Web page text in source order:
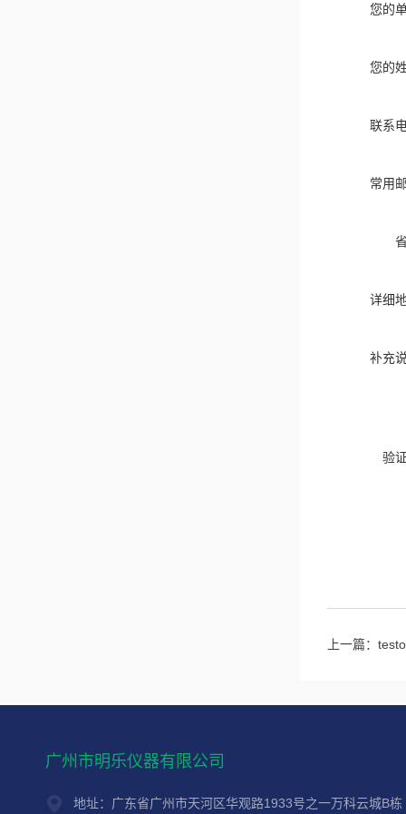
您的
您的
联系
常用
详细
补充
验
上一篇：
广州市明乐仪器有限公司
地址：广东省广州市天河区华观路1933号之一万科云城B栋